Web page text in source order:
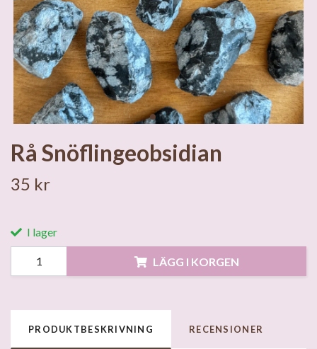
Rå Snöflingeobsidian
35 kr
I lager
LÄGG I KORGEN
PRODUKTBESKRIVNING RECENSIONER